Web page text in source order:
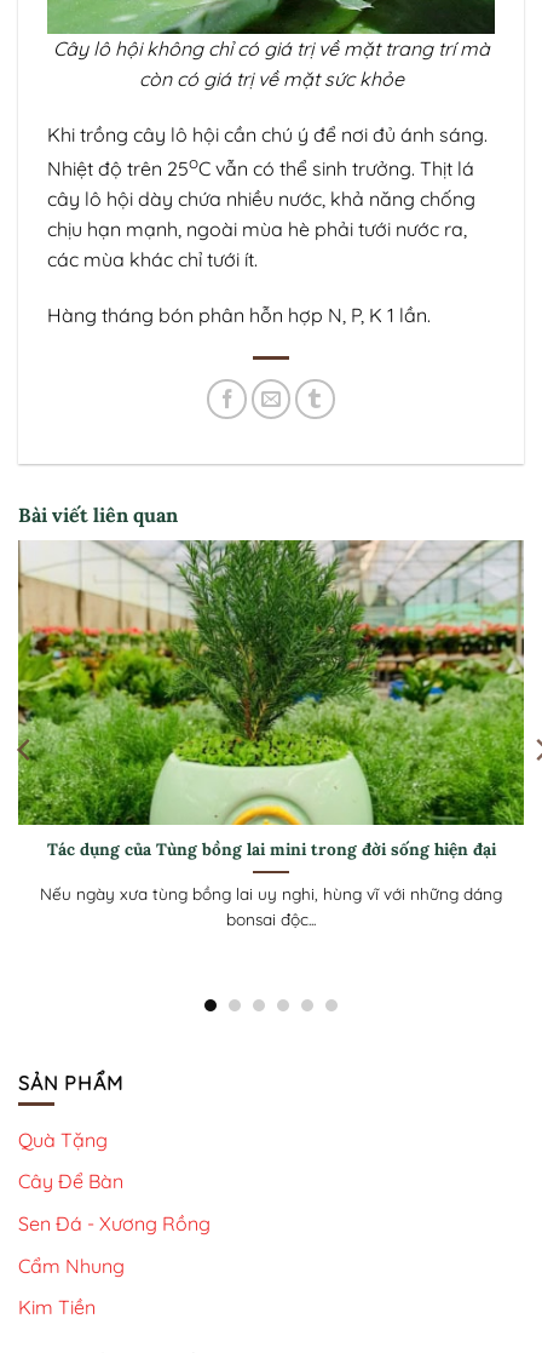
Cây lô hội không chỉ có giá trị về mặt trang trí mà
còn có giá trị về mặt sức khỏe
Khi trồng cây lô hội cần chú ý để nơi đủ ánh sáng.
Nhiệt độ trên 25oC vẫn có thể sinh trưởng. Thịt lá
cây lô hội dày chứa nhiều nước, khả năng chống
chịu hạn mạnh, ngoài mùa hè phải tưới nước ra,
các mùa khác chỉ tưới ít.
Hàng tháng bón phân hỗn hợp N, P, K 1 lần.
Bài viết liên quan
[Hướng dẫn] Cách chăm sóc Tùng bồng lai mini luôn
tốt ở khí hậu nóng
Tùng Bồng Lai mini với tán lá kim dày như những đám mây
SẢN PHẨM
Quà Tặng
Cây Để Bàn
Sen Đá - Xương Rồng
Cẩm Nhung
Kim Tiền